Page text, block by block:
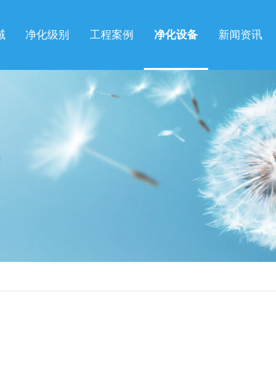
净化级别 工程案例 净化设备 新闻资讯